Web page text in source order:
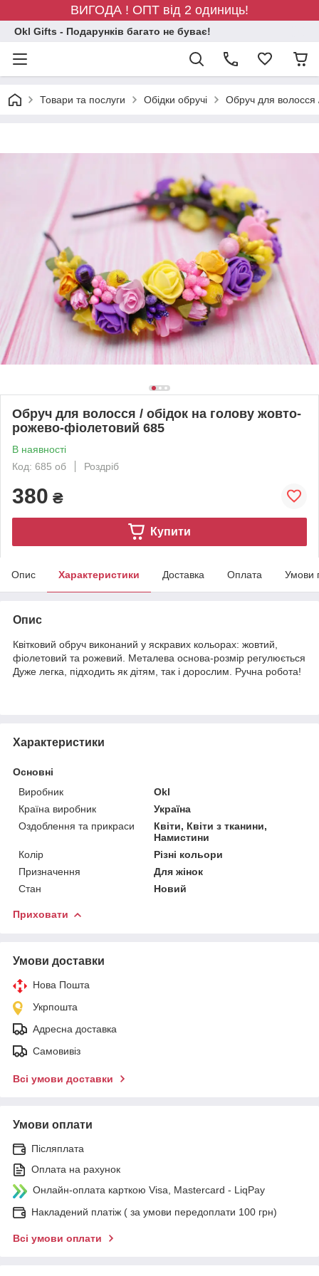
ВИГОДА ! ОПТ від 2 одиниць!
Okl Gifts - Подарунків багато не буває!
Товари та послуги Обідки обручі Обруч для волосся
Обруч для волосся / обідок на голову жовто-
рожево-фіолетовий 685
В наявності
Код: 685 об
Роздріб
380 ₴
Купити
Опис Характеристики Доставка Оплата Умови
Опис
Квітковий обруч виконаний у яскравих кольорах: жовтий,
фіолетовий та рожевий. Металева основа-розмір регулюється
Дуже легка, підходить як дітям, так і дорослим. Ручна робота!
Характеристики
Основні
Виробник
Okl
Країна виробник
Україна
Оздоблення та прикраси
Квіти, Квіти з тканини,
Намистини
Колір
Різні кольори
Призначення
Для жінок
Стан
Новий
Приховати
Умови доставки
Нова Пошта
Укрпошта
Адресна доставка
Самовивіз
Всі умови доставки
Умови оплати
Післяплата
Оплата на рахунок
Онлайн-оплата карткою Visa, Mastercard - LiqPay
Накладений платіж ( за умови передоплати 100 грн)
Всі умови оплати